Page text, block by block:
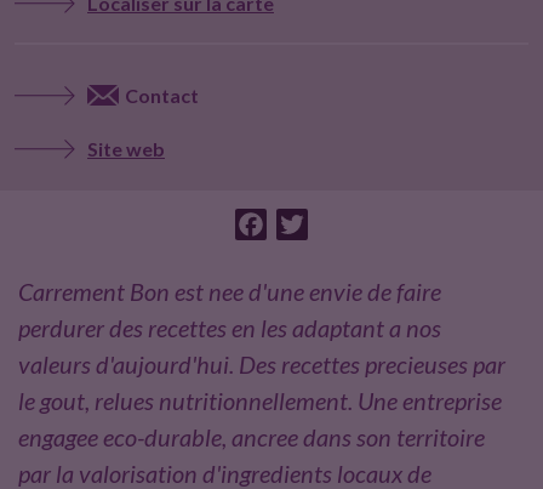
e
u
Contact
Site web
c
o
o
k
i
t
e
r
Carrement Bon est nee d'une envie de faire
perdurer des recettes en les adaptant a nos
valeurs d'aujourd'hui. Des recettes precieuses par
le gout, relues nutritionnellement. Une entreprise
engagee eco-durable, ancree dans son territoire
par la valorisation d'ingredients locaux de